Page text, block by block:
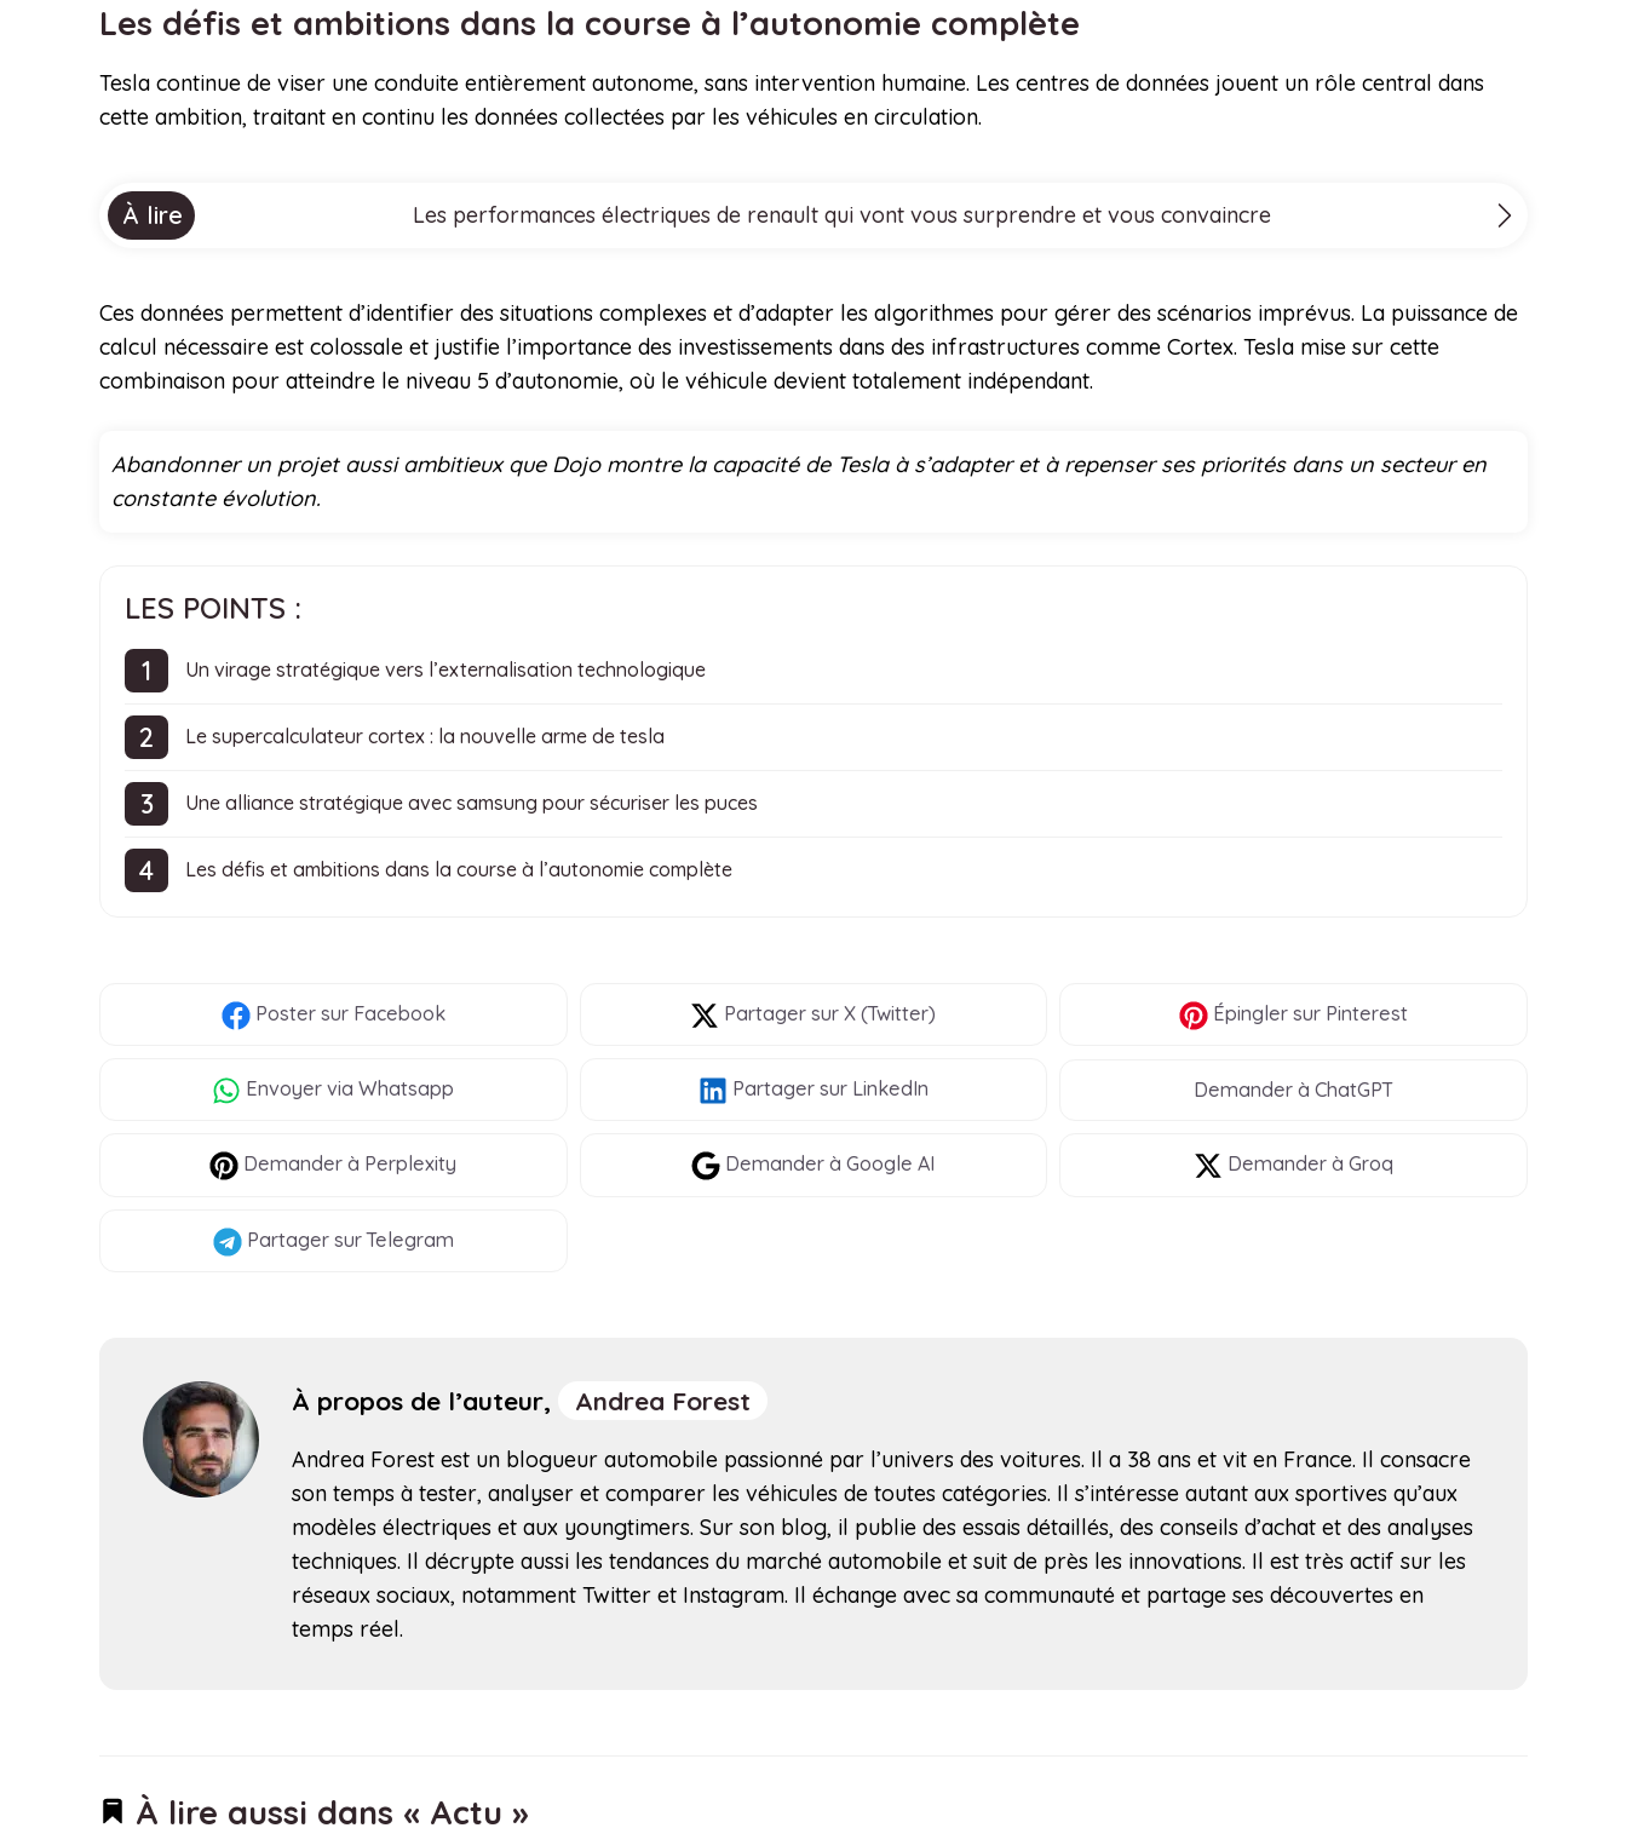
Les défis et ambitions dans la course à l’autonomie complète
Tesla continue de viser une conduite entièrement autonome, sans intervention humaine. Les centres de données jouent un rôle central dans
cette ambition, traitant en continu les données collectées par les véhicules en circulation.
À lire Les performances électriques de renault qui vont vous surprendre et vous convaincre
Ces données permettent d’identifier des situations complexes et d’adapter les algorithmes pour gérer des scénarios imprévus. La puissance de
calcul nécessaire est colossale et justifie l’importance des investissements dans des infrastructures comme Cortex. Tesla mise sur cette
combinaison pour atteindre le niveau 5 d’autonomie, où le véhicule devient totalement indépendant.
Abandonner un projet aussi ambitieux que Dojo montre la capacité de Tesla à s’adapter et à repenser ses priorités dans un secteur en
constante évolution.
LES POINTS :
Un virage stratégique vers l’externalisation technologique
Le supercalculateur cortex : la nouvelle arme de tesla
Une alliance stratégique avec samsung pour sécuriser les puces
Les défis et ambitions dans la course à l’autonomie complète
Postersur Facebook Partager sur X (Twitter) Épingler sur Pinterest
Envoyer via Whatsapp Partagersur LinkedIn Demander à ChatGPT
Demander à Perplexity Demander à Google AI Demander à Groq
Partagersur Telegram
À propos de l’auteur, Andrea Forest
Andrea Forest est un blogueur automobile passionné par l’univers des voitures. Il a 38 ans et vit en France. Il consacre
son temps à tester, analyser et comparer les véhicules de toutes catégories. Il s’intéresse autant aux sportives qu’aux
modèles électriques et aux youngtimers. Sur son blog, il publie des essais détaillés, des conseils d’achat et des analyses
techniques. Il décrypte aussi les tendances du marché automobile et suit de près les innovations. Il est très actif sur les
réseaux sociaux, notamment Twitter et Instagram. Il échange avec sa communauté et partage ses découvertes en
temps réel.
À lire aussi dans « Actu »